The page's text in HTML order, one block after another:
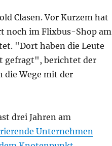
Clasen. Vor Kurzem hat
noch im Flixbus-Shop am
"Dort haben die Leute
gefragt", berichtet der
die Wege mit der
drei Jahren am
Unternehmen